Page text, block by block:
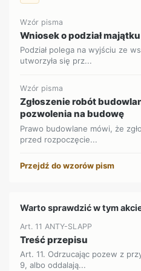
Wzór pisma
Wniosek o podział majątku
Podział polega na wyjściu ze
utworzyła się prz...
Wzór pisma
Zgłoszenie robót
pozwolenia na budowę
Prawo budowlane mówi, że
przed rozpoczęcie...
Przejdź do wzorów pism
Warto sprawdzić w tym
Art. 11 ANTY-SLAPP
Treść przepisu
Art. 11. Odrzucając pozew z
9, albo oddalają...